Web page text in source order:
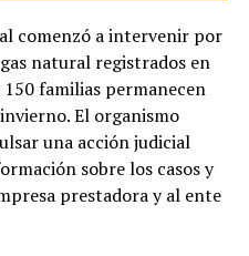
comenzó a intervenir por
natural registrados en
familias permanecen
El organismo
una acción judicial
sobre los casos y
prestadora y al ente